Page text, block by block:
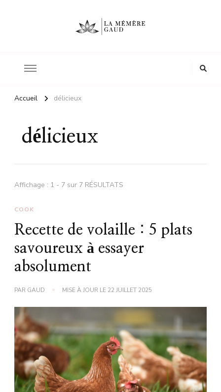
Accueil délicieux
délicieux
Affichage : 1 - 7 sur 7 RÉSULTATS
COOK
Recette de volaille : 5 plats
savoureux à essayer
absolument
PAR GAUD MISE À JOUR LE 22 JUILLET 2025